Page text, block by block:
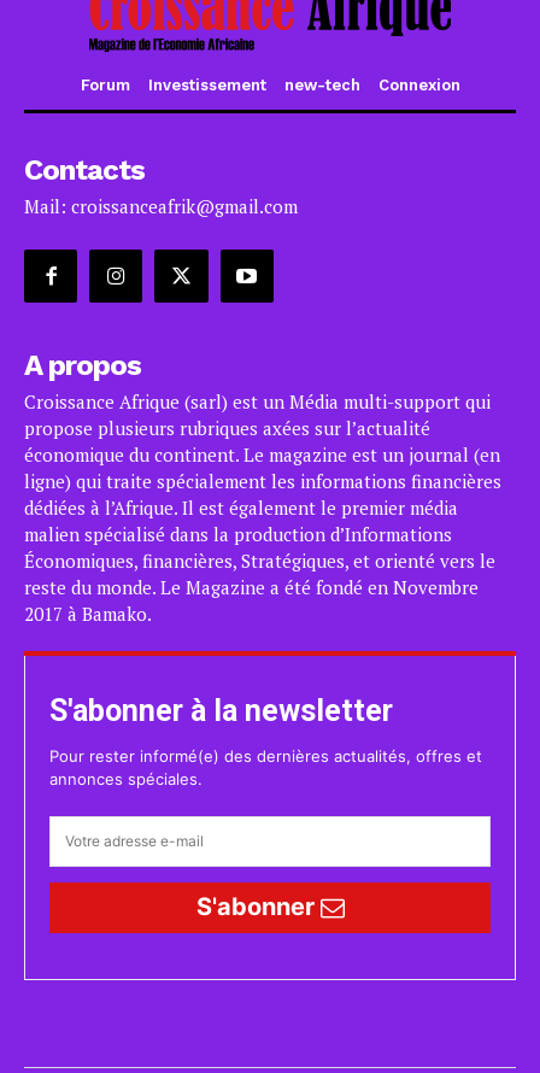
Forum Investissement new-tech Connexion
Contacts
Mail: croissanceafrik@gmail.com
A propos
Croissance Afrique (sarl) est un Média multi-support qui
propose plusieurs rubriques axées sur l’actualité
économique du continent. Le magazine est un journal (en
ligne) qui traite spécialement les informations financières
dédiées à l’Afrique. Il est également le premier média
malien spécialisé dans la production d’Informations
Économiques, financières, Stratégiques, et orienté vers le
reste du monde. Le Magazine a été fondé en Novembre
2017 à Bamako.
S'abonner à la newsletter
Pour rester informé(e) des dernières actualités, offres et
annonces spéciales.
S'abonner